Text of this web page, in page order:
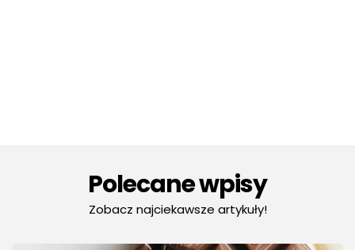
Polecane wpisy
Zobacz najciekawsze artykuły!